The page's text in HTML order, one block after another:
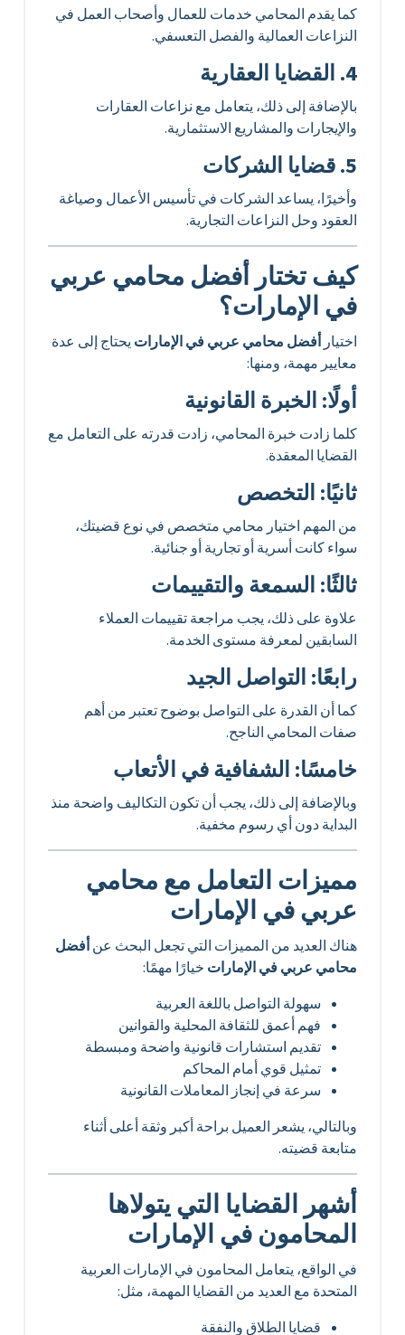
كما يقدم المحامي خدمات للعمال وأصحاب العمل في
النزاعات العمالية والفصل التعسفي.
4. القضايا العقارية
بالإضافة إلى ذلك، يتعامل مع نزاعات العقارات
والإيجارات والمشاريع الاستثمارية.
5. قضايا الشركات
وأخيرًا، يساعد الشركات في تأسيس الأعمال وصياغة
العقود وحل النزاعات التجارية.
كيف تختار أفضل محامي عربي
في الإمارات؟
اختيار أفضل محامي عربي في الإماراتيحتاج إلى عدة
معايير مهمة، ومنها:
أولًا: الخبرة القانونية
كلما زادت خبرة المحامي، زادت قدرته على التعامل مع
القضايا المعقدة.
ثانيًا: التخصص
من المهم اختيار محامي متخصص في نوع قضيتك،
سواء كانت أسرية أو تجارية أو جنائية.
ثالثًا: السمعة والتقييمات
علاوة على ذلك، يجب مراجعة تقييمات العملاء
السابقين لمعرفة مستوى الخدمة.
رابعًا: التواصل الجيد
كما أن القدرة على التواصل بوضوح تعتبر من أهم
صفات المحامي الناجح.
خامسًا: الشفافية في الأتعاب
وبالإضافة إلى ذلك، يجب أن تكون التكاليف واضحة منذ
البداية دون أي رسوم مخفية.
مميزات التعامل مع محامي
عربي في الإمارات
هناك العديد من المميزات التي تجعل البحث عنأفضل
محامي عربي في الإماراتخيارًا مهمًا:
سهولة التواصل باللغة العربية
فهم أعمق للثقافة المحلية والقوانين
تقديم استشارات قانونية واضحة ومبسطة
تمثيل قوي أمام المحاكم
سرعة في إنجاز المعاملات القانونية
وبالتالي، يشعر العميل براحة أكبر وثقة أعلى أثناء
متابعة قضيته.
أشهر القضايا التي يتولاها
المحامون في الإمارات
في الواقع، يتعامل المحامون في الإمارات العربية
المتحدة مع العديد من القضايا المهمة، مثل:
قضايا الطلاق والنفقة